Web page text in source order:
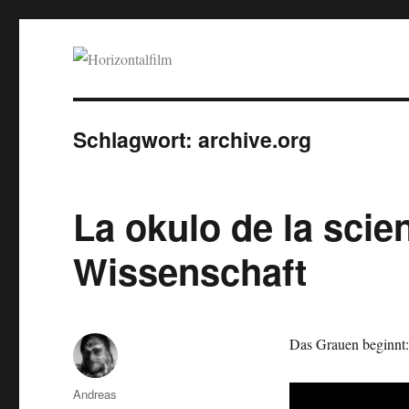
Schlagwort:archive.org
La okulo de la
Wissenschaft
Das Grauen beginnt:
Autor
Andreas